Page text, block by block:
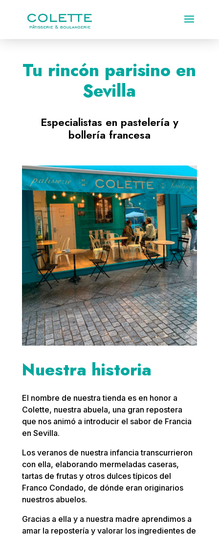
Tu rincón parisino en
Sevilla
Especialistas en pastelería y
bollería francesa
Nuestra historia
El nombre de nuestra tienda es en honor a
Colette, nuestra abuela, una gran repostera
que nos animó a introducir el sabor de Francia
en Sevilla.
Los veranos de nuestra infancia transcurrieron
con ella, elaborando mermeladas caseras,
tartas de frutas y otros dulces típicos del
Franco Condado, de dónde eran originarios
nuestros abuelos.
Gracias a ella y a nuestra madre aprendimos a
amar la repostería y valorar los ingredientes de